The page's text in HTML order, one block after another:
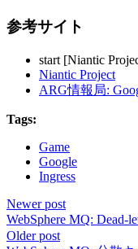
参考サイト
start [Niantic
Niantic Project
ARG情報局:
Tags:
Game
Google
Ingress
Newer post
WebSphere MQ:
Older post